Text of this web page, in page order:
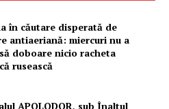
ROMÂNIA
în căutare disperată de
antiaeriană: miercuri nu a
doboare nicio racheta
rusească
APOLODOR, sub Înaltul